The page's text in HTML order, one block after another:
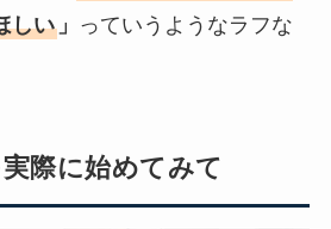
しい」 っていうようなラフな
際に始めてみて